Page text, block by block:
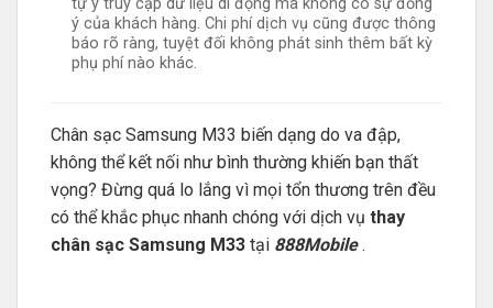
tự ý truy cập dữ liệu di động mà không có sự đồng
ý của khách hàng. Chi phí dịch vụ cũng được thông
báo rõ ràng, tuyệt đối không phát sinh thêm bất kỳ
phụ phí nào khác.
Chân sạc Samsung M33 biến dạng do va đập,
không thể kết nối như bình thường khiến bạn thất
vọng? Đừng quá lo lắng vì mọi tổn thương trên đều
có thể khắc phục nhanh chóng với dịch vụ thay
chân sạc Samsung M33 tại 888Mobile.